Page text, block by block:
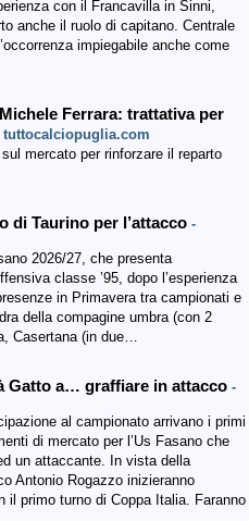
con il Francavilla in Sinni,
anche il ruolo di capitano. Centrale
impiegabile anche come
Ferrara: trattativa per
tuttocalciopuglia.com
mercato per rinforzare il reparto
di Taurino per l’attacco -
2026/27, che presenta
classe ’95, dopo l’esperienza
in Primavera tra campionati e
della compagine umbra (con 2
Casertana (in due…
Gatto a… graffiare in attacco -
al campionato arrivano i primi
di mercato per l’Us Fasano che
un attaccante. In vista della
Antonio Rogazzo inizieranno
il primo turno di Coppa Italia. Faranno